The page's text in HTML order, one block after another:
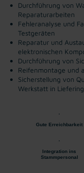
Durchführung von
Reparaturarbeiten
Fehleranalyse und
Testgeräten
Reparatur und
elektronischen
Durchführung von
Reifenmontage und
Sicherstellung von
Werkstatt in Liefering
Gute Erreichbarkeit
Integration ins
Stammpersonal